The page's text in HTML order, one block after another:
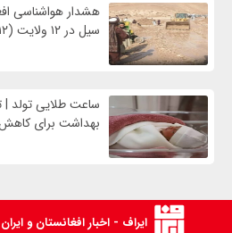
هشدار هواشناسی
سیل در ۱۲ ولایت (۱۲ مرداد ۱۴۰۵)
ساعت طلایی تولد |
بهداشت برای کاهش
ایراف - اخبار افغانستان و ایران